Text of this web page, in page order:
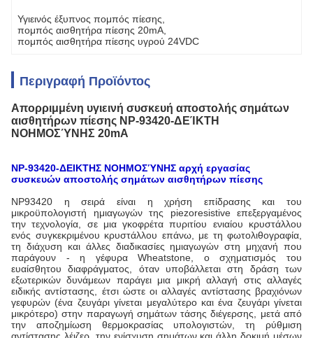
Υγιεινός έξυπνος πομπός πίεσης
πομπός αισθητήρα πίεσης 20mA
πομπός αισθητήρα πίεσης υγρού 24VDC
Περιγραφή Προϊόντος
Απορριμμένη υγιεινή συσκευή αποστολής σημάτων
αισθητήρων πίεσης NP-93420-ΔΕΊΚΤΗ
ΝΟΗΜΟΣΎΝΗΣ 20mA
NP-93420-ΔΕΙΚΤΗΣ ΝΟΗΜΟΣΎΝΗΣ αρχή εργασίας
συσκευών αποστολής σημάτων αισθητήρων πίεσης
NP93420 η σειρά είναι η χρήση επίδρασης και του
μικροϋπολογιστή ημιαγωγών της piezoresistive επεξεργαμένος
την τεχνολογία, σε μια γκοφρέτα πυριτίου ενιαίου κρυστάλλου
ενός συγκεκριμένου κρυστάλλου επάνω, με τη φωτολιθογραφία,
τη διάχυση και άλλες διαδικασίες ημιαγωγών στη μηχανή που
παράγουν - η γέφυρα Wheatstone, ο σχηματισμός του
ευαίσθητου διαφράγματος, όταν υποβάλλεται στη δράση των
εξωτερικών δυνάμεων παράγει μια μικρή αλλαγή στις αλλαγές
ειδικής αντίστασης, έτσι ώστε οι αλλαγές αντίστασης βραχιόνων
γεφυρών (ένα ζευγάρι γίνεται μεγαλύτερο και ένα ζευγάρι γίνεται
μικρότερο) στην παραγωγή σημάτων τάσης διέγερσης, μετά από
την αποζημίωση θερμοκρασίας υπολογιστών, τη ρύθμιση